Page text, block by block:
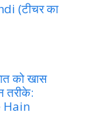
(टीचर का
को खास
तरीके:
Hain